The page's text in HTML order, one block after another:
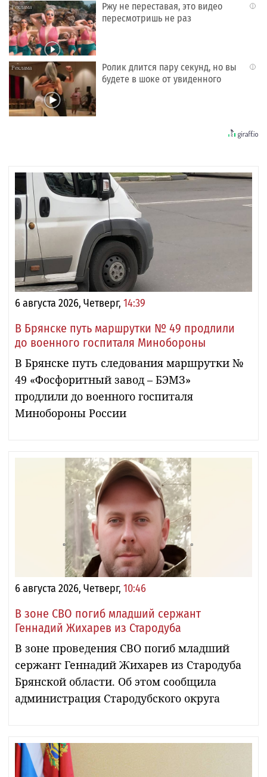
i
Ржу не переставая, это видео
пересмотришь не раз
i
Ролик длится пару секунд, но вы
будете в шоке от увиденного
6 августа 2026, Четверг, 14:39
В Брянске путь маршрутки № 49 продлили
до военного госпиталя Минобороны
В Брянске путь следования маршрутки №
49 «Фосфоритный завод – БЭМЗ»
продлили до военного госпиталя
Минобороны России
6 августа 2026, Четверг, 10:46
В зоне СВО погиб младший сержант
Геннадий Жихарев из Стародуба
В зоне проведения СВО погиб младший
сержант Геннадий Жихарев из Стародуба
Брянской области. Об этом сообщила
администрация Стародубского округа